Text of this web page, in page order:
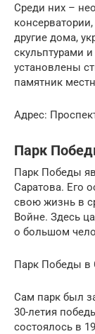
Среди них –
другие дома,
скульптурами
установлены
памятник
Адрес:
Парк
Парк Победы
Саратова. Его
свою жизнь в
Войне. Здесь
о большом
Парк Победы в
Сам парк был
30-летия
состоялось в